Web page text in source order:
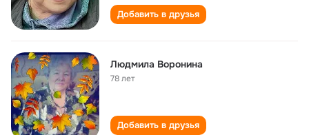
Добавить в друзья
Людмила Воронина
78 лет
Добавить в друзья